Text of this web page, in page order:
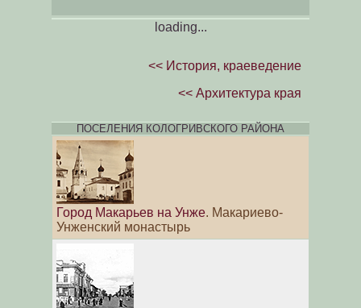
loading...
<< История, краеведение
<< Архитектура края
ПОСЕЛЕНИЯ КОЛОГРИВСКОГО РАЙОНА
Город Макарьев на Унже. Макариево-
Унженский монастырь